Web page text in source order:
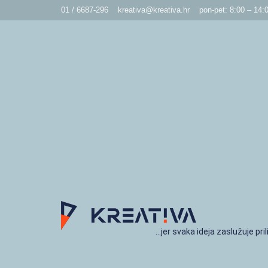
01 / 6687-296 kreativa@kreativa.hr pon-pet: 8:00 –
…jer svaka ideja zaslužuje